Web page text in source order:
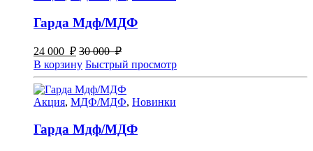
Гарда Мдф/МДФ
24 000 ₽ 30 000 ₽
В корзину Быстрый просмотр
Акция, МДФ/МДФ, Новинки
Гарда Мдф/МДФ